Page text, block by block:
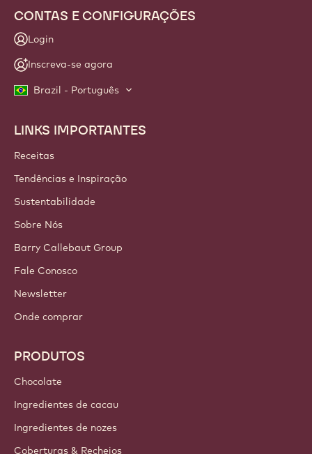
Junte-se à nossa comunidade de artesãos e chefs para
receber notícias, inovações e aprendizado do setor. Sem
momento.
Participe de nossa comunidade hoje
Inscreva-se agora
Brazil - Português
Callebaut
Tendências e Inspiração
Sustentabilidade
Sobre Nós
Barry Callebaut Group
Fale Conosco